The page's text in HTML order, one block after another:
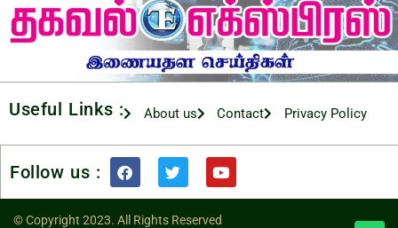
Useful Links : About us Contact Privacy Policy
Follow us :
© Copyright 2023. All Rights Reserved